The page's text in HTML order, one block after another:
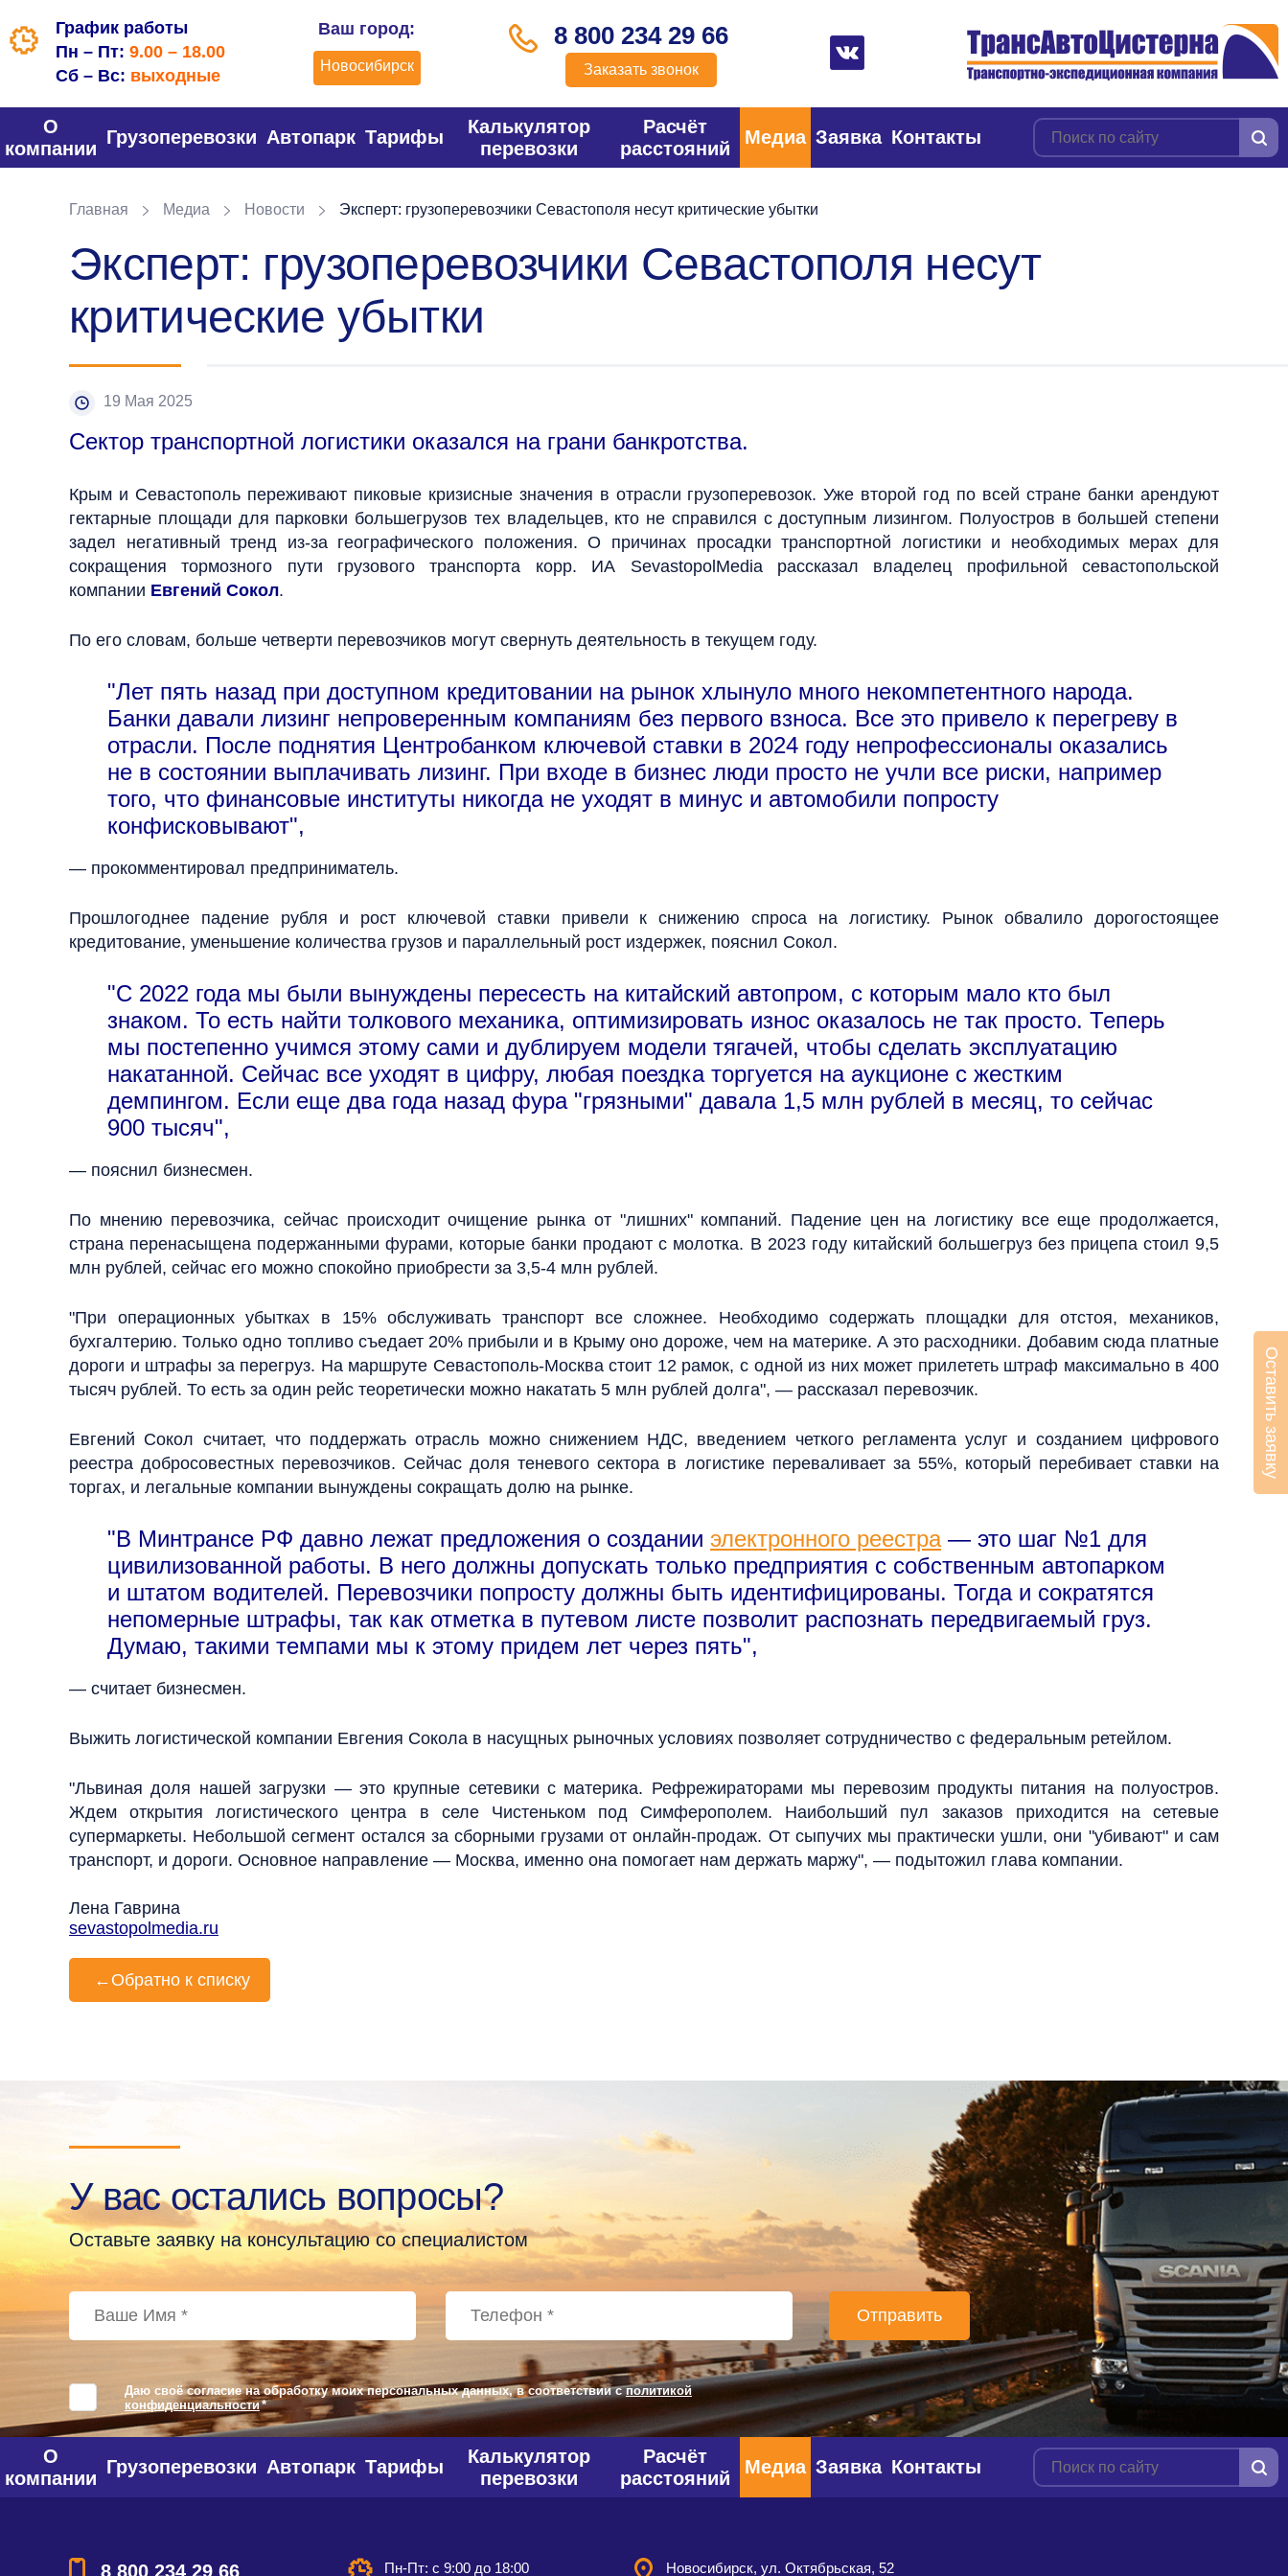
График работы
Пн – Пт: 9.00 – 18.00
Сб – Вс: выходные
Ваш город:
Новосибирск
8 800 234 29 66
Заказать звонок
О
компании
Грузоперевозки Автопарк Тарифы
Калькулятор
перевозки
Расчёт
расстояний
Медиа Заявка Контакты
Главная Медиа Новости Эксперт: грузоперевозчики Севастополя несут критические убытки
Эксперт: грузоперевозчики Севастополя несут
критические убытки
19 Мая 2025
Сектор транспортной логистики оказался на грани банкротства.
Крым и Севастополь переживают пиковые кризисные значения в отрасли грузоперевозок. Уже второй год по всей стране банки арендуют
гектарные площади для парковки большегрузов тех владельцев, кто не справился с доступным лизингом. Полуостров в большей степени
задел негативный тренд из-за географического положения. О причинах просадки транспортной логистики и необходимых мерах для
сокращения тормозного пути грузового транспорта корр. ИА SevastopolMedia рассказал владелец профильной севастопольской
компании Евгений Сокол.
По его словам, больше четверти перевозчиков могут свернуть деятельность в текущем году.
"Лет пять назад при доступном кредитовании на рынок хлынуло много некомпетентного народа.
Банки давали лизинг непроверенным компаниям без первого взноса. Все это привело к перегреву в
отрасли. После поднятия Центробанком ключевой ставки в 2024 году непрофессионалы оказались
не в состоянии выплачивать лизинг. При входе в бизнес люди просто не учли все риски, например
того, что финансовые институты никогда не уходят в минус и автомобили попросту
конфисковывают",
— прокомментировал предприниматель.
Прошлогоднее падение рубля и рост ключевой ставки привели к снижению спроса на логистику. Рынок обвалило дорогостоящее
кредитование, уменьшение количества грузов и параллельный рост издержек, пояснил Сокол.
"С 2022 года мы были вынуждены пересесть на китайский автопром, с которым мало кто был
знаком. То есть найти толкового механика, оптимизировать износ оказалось не так просто. Теперь
мы постепенно учимся этому сами и дублируем модели тягачей, чтобы сделать эксплуатацию
накатанной. Сейчас все уходят в цифру, любая поездка торгуется на аукционе с жестким
демпингом. Если еще два года назад фура "грязными" давала 1,5 млн рублей в месяц, то сейчас
900 тысяч",
— пояснил бизнесмен.
По мнению перевозчика, сейчас происходит очищение рынка от "лишних" компаний. Падение цен на логистику все еще продолжается,
страна перенасыщена подержанными фурами, которые банки продают с молотка. В 2023 году китайский большегруз без прицепа стоил 9,5
млн рублей, сейчас его можно спокойно приобрести за 3,5-4 млн рублей.
"При операционных убытках в 15% обслуживать транспорт все сложнее. Необходимо содержать площадки для отстоя, механиков,
бухгалтерию. Только одно топливо съедает 20% прибыли и в Крыму оно дороже, чем на материке. А это расходники. Добавим сюда платные
дороги и штрафы за перегруз. На маршруте Севастополь-Москва стоит 12 рамок, с одной из них может прилететь штраф максимально в 400
тысяч рублей. То есть за один рейс теоретически можно накатать 5 млн рублей долга", — рассказал перевозчик.
Евгений Сокол считает, что поддержать отрасль можно снижением НДС, введением четкого регламента услуг и созданием цифрового
реестра добросовестных перевозчиков. Сейчас доля теневого сектора в логистике переваливает за 55%, который перебивает ставки на
торгах, и легальные компании вынуждены сокращать долю на рынке.
"В Минтрансе РФ давно лежат предложения о создании электронного реестра— это шаг №1 для
цивилизованной работы. В него должны допускать только предприятия с собственным автопарком
и штатом водителей. Перевозчики попросту должны быть идентифицированы. Тогда и сократятся
непомерные штрафы, так как отметка в путевом листе позволит распознать передвигаемый груз.
Думаю, такими темпами мы к этому придем лет через пять",
— считает бизнесмен.
Выжить логистической компании Евгения Сокола в насущных рыночных условиях позволяет сотрудничество с федеральным ретейлом.
"Львиная доля нашей загрузки — это крупные сетевики с материка. Рефрежираторами мы перевозим продукты питания на полуостров.
Ждем открытия логистического центра в селе Чистеньком под Симферополем. Наибольший пул заказов приходится на сетевые
супермаркеты. Небольшой сегмент остался за сборными грузами от онлайн-продаж. От сыпучих мы практически ушли, они "убивают" и сам
транспорт, и дороги. Основное направление — Москва, именно она помогает нам держать маржу", — подытожил глава компании.
Лена Гаврина
sevastopolmedia.ru
← Обратно к списку
У вас остались вопросы?
Оставьте заявку на консультацию со специалистом
Даю своё согласие на обработку моих персональных данных, в соответствии сполитикой
конфиденциальности*
О
компании
Грузоперевозки Автопарк Тарифы
Калькулятор
перевозки
Расчёт
расстояний
Медиа Заявка Контакты
8 800 234 29 66 Пн-Пт: с 9:00 до 18:00 Новосибирск, ул. Октябрьская, 52
Оставить заявку